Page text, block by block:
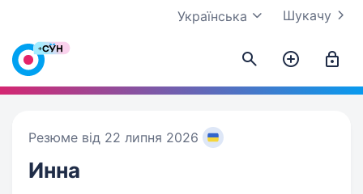
Шукачу
Українська
Резюме від 22 липня 2026
Инна